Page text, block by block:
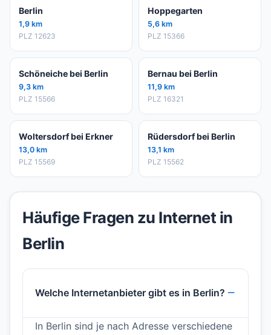
Berlin
1,9 km
PLZ 12623
Hoppegarten
5,6 km
PLZ 15366
Schöneiche bei Berlin
9,3 km
PLZ 15566
Bernau bei Berlin
11,9 km
PLZ 16321
Woltersdorf bei Erkner
13,0 km
PLZ 15569
Rüdersdorf bei Berlin
13,1 km
PLZ 15562
Häufige Fragen zu Internet in
Berlin
Welche Internetanbieter gibt es in Berlin?
In Berlin sind je nach Adresse verschiedene